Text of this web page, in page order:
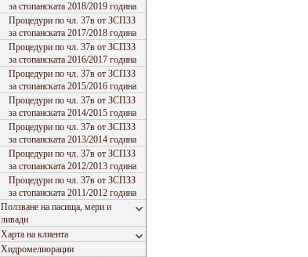
за стопанската 2018/2019 година
Процедури по чл. 37в от ЗСПЗЗ
за стопанската 2017/2018 година
Процедури по чл. 37в от ЗСПЗЗ
за стопанската 2016/2017 година
Процедури по чл. 37в от ЗСПЗЗ
за стопанската 2015/2016 година
Процедури по чл. 37в от ЗСПЗЗ
за стопанската 2014/2015 година
Процедури по чл. 37в от ЗСПЗЗ
за стопанската 2013/2014 година
Процедури по чл. 37в от ЗСПЗЗ
за стопанската 2012/2013 година
Процедури по чл. 37в от ЗСПЗЗ
за стопанската 2011/2012 година
Ползване на пасища, мери и
ливади
Харта на клиента
Хидромeлиорации